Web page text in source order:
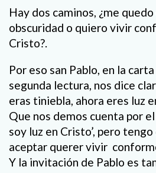
Hay dos caminos, ¿me
obscuridad o quiero vivir
Cristo?.
Por eso san Pablo, en la
segunda lectura, nos dice
eras tiniebla, ahora eres luz
Que nos demos cuenta por
soy luz en Cristo’, pero
aceptar querer vivir
Y la invitación de Pablo es